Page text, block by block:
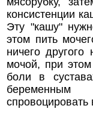
консистенции
Эту "кашу"
этом пить
ничего
мочой, при
боли в